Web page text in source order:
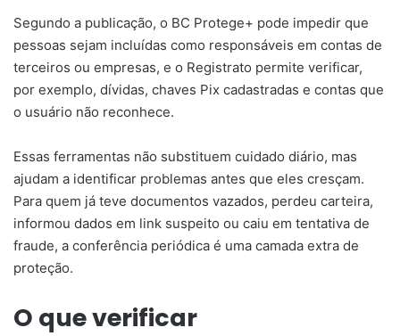
Segundo a publicação, o BC Protege+ pode impedir que
pessoas sejam incluídas como responsáveis em contas de
terceiros ou empresas, e o Registrato permite verificar,
por exemplo, dívidas, chaves Pix cadastradas e contas que
o usuário não reconhece.
Essas ferramentas não substituem cuidado diário, mas
ajudam a identificar problemas antes que eles cresçam.
Para quem já teve documentos vazados, perdeu carteira,
informou dados em link suspeito ou caiu em tentativa de
fraude, a conferência periódica é uma camada extra de
proteção.
O que verificar